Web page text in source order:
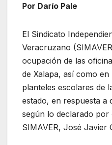
Por Darío Pale
El Sindicato
Veracruzano
ocupación de las
de Xalapa, así como
planteles escolares de
estado, en respuesta a
según lo declarado por
SIMAVER, José Javier